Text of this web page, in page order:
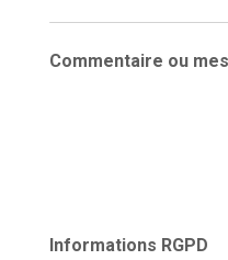
Commentaire ou
Informations RGPD